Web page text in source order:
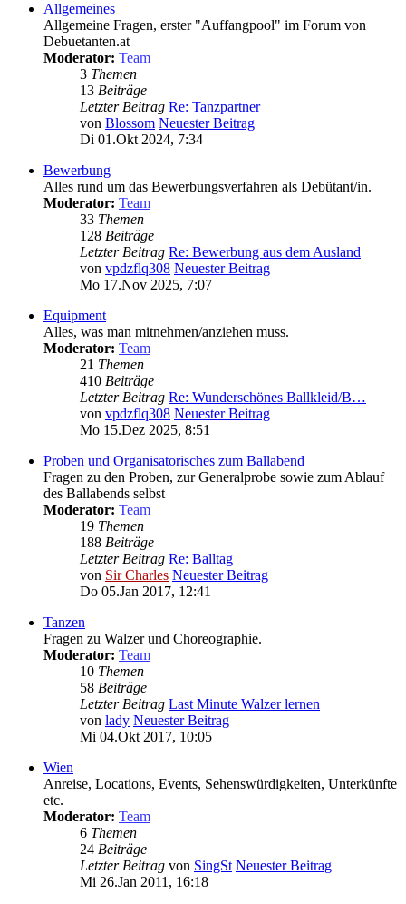
Allgemeines
Allgemeine Fragen, erster "Auffangpool" im Forum von
Debuetanten.at
Moderator: Team
3 Themen
13 Beiträge
Letzter Beitrag Re: Tanzpartner
von Blossom Neuester Beitrag
Di 01.Okt 2024, 7:34
Bewerbung
Alles rund um das Bewerbungsverfahren als Debütant/in.
Moderator: Team
33 Themen
128 Beiträge
Letzter Beitrag Re: Bewerbung aus dem Ausland
von vpdzflq308 Neuester Beitrag
Mo 17.Nov 2025, 7:07
Equipment
Alles, was man mitnehmen/anziehen muss.
Moderator: Team
21 Themen
410 Beiträge
Letzter Beitrag Re: Wunderschönes Ballkleid/B…
von vpdzflq308 Neuester Beitrag
Mo 15.Dez 2025, 8:51
Proben und Organisatorisches zum Ballabend
Fragen zu den Proben, zur Generalprobe sowie zum Ablauf
des Ballabends selbst
Moderator: Team
19 Themen
188 Beiträge
Letzter Beitrag Re: Balltag
von Sir Charles Neuester Beitrag
Do 05.Jan 2017, 12:41
Tanzen
Fragen zu Walzer und Choreographie.
Moderator: Team
10 Themen
58 Beiträge
Letzter Beitrag Last Minute Walzer lernen
von lady Neuester Beitrag
Mi 04.Okt 2017, 10:05
Wien
Anreise, Locations, Events, Sehenswürdigkeiten, Unterkünfte
etc.
Moderator: Team
6 Themen
24 Beiträge
Letzter Beitrag von SingSt Neuester Beitrag
Mi 26.Jan 2011, 16:18